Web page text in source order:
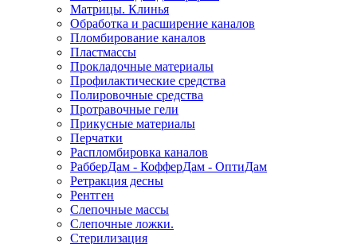
Матрицы. Клинья
Обработка и расширение каналов
Пломбирование каналов
Пластмассы
Прокладочные материалы
Профилактические средства
Полировочные средства
Протравочные гели
Прикусные материалы
Перчатки
Распломбировка каналов
РабберДам - КофферДам - ОптиДам
Ретракция десны
Рентген
Слепочные массы
Слепочные ложки.
Стерилизация